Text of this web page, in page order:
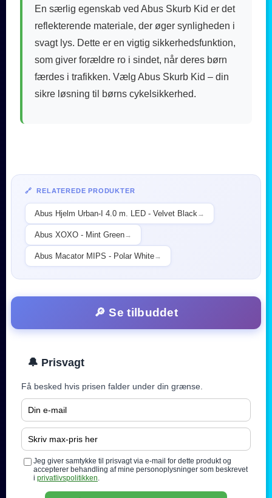
En særlig egenskab ved Abus Skurb Kid er det
reflekterende materiale, der øger synligheden i
svagt lys. Dette er en vigtig sikkerhedsfunktion,
som giver forældre ro i sindet, når deres børn
færdes i trafikken. Vælg Abus Skurb Kid – din
sikre løsning til børns cykelsikkerhed.
🔗 RELATEREDE PRODUKTER
Abus Hjelm Urban-I 4.0 m. LED - Velvet Black→
Abus XOXO - Mint Green→
Abus Macator MIPS - Polar White→
🔎 Se tilbuddet
🔔 Prisvagt
Få besked hvis prisen falder under din grænse.
Jeg giver samtykke til prisvagt via e-mail for dette produkt og
accepterer behandling af mine personoplysninger som beskrevet
i privatlivspolitikken.